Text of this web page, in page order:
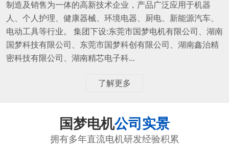
制造及销售为一体的高新技术企业，产品广泛应用于机器
人、个人护理、健康器械、环境电器、厨电、新能源汽车、
电动工具等行业。 集团下设:东莞市国梦电机有限公司、湖南
国梦科技有限公司、东莞市国梦科创有限公司、湖南鑫治精
密科技有限公司、湖南精芯电子科...
了解更多
国梦电机公司实景
拥有多年直流电机研发经验积累